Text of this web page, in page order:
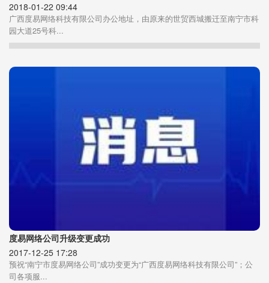
2018-01-22 09:44
广西度易网络科技有限公司办公地址，由原来的世贸西城搬迁至南宁市科
园大道25号科...
度易网络公司升级变更成功
2017-12-25 17:28
预祝“南宁市度易网络公司”成功变更为“广西度易网络科技有限公司”；公
司各项服...